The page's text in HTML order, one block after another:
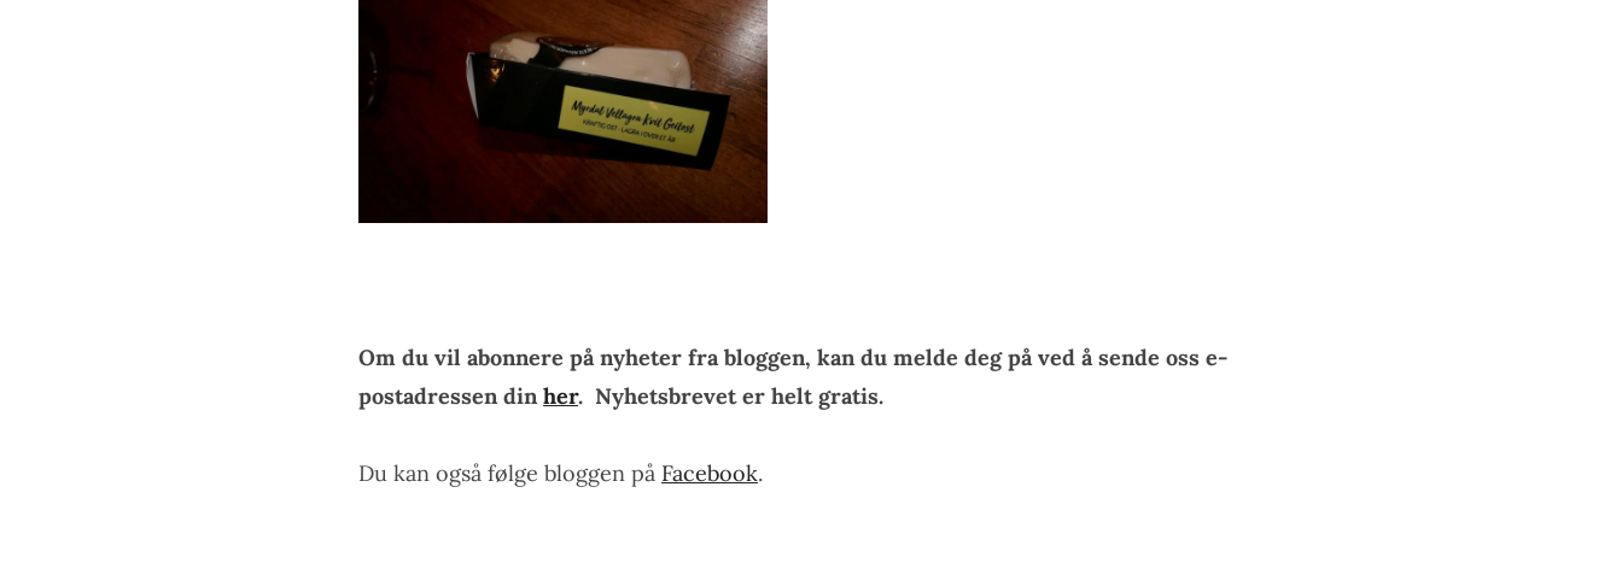
Om du vil abonnere på nyheter fra bloggen, kan du melde deg på ved å sende oss e-
postadressen din her. Nyhetsbrevet er helt gratis.
Du kan også følge bloggen på Facebook.